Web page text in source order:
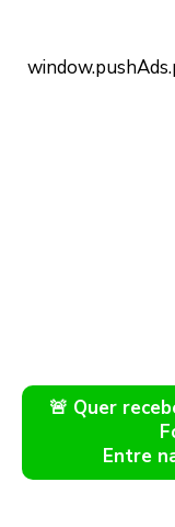
🚨 Quer
Entre